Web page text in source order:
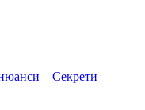
– Секрети